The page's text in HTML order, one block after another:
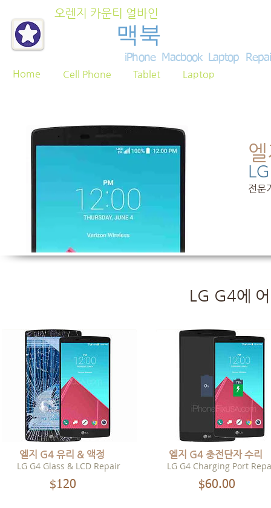
오렌지 카운티 얼바인
맥북
iPhone Macbook Laptop
Home
Cell Phone Tablet Laptop
전문
LG G4에
엘지 G4 유리 & 액정
LG G4 Glass & LCD Repair
$120
엘지 G4 충전단자 수리
LG G4 Charging Port
$60.00